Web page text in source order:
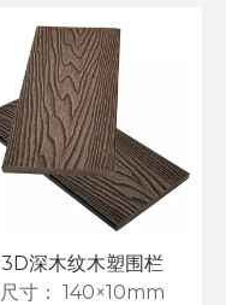
3D深木纹木塑围栏
尺寸： 140×10mm